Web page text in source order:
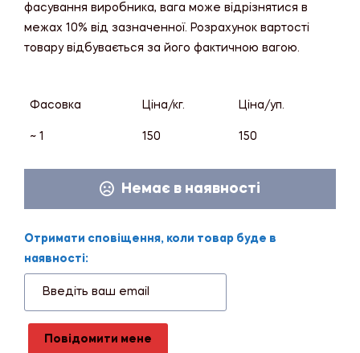
фасування виробника, вага може відрізнятися в
межах 10% від зазначенної. Розрахунок вартості
товару відбувається за його фактичною вагою.
Фасовка Ціна/кг. Ціна/уп.
~ 1 150 150
Немає в наявності
Отримати сповіщення, коли товар буде в
наявності:
Повідомити мене